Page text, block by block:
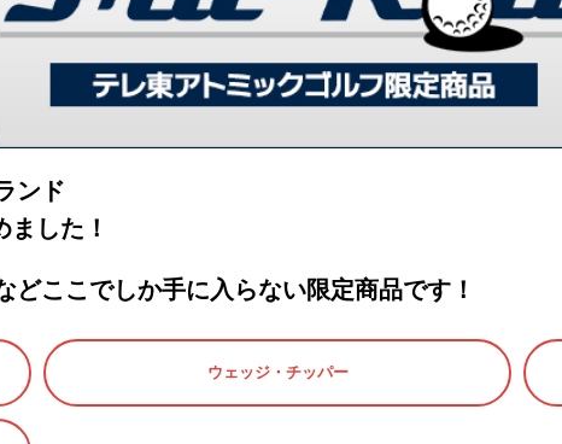
ンド
した！
ここでしか手に入らない限定商品です！
ウェッジ・チッパー